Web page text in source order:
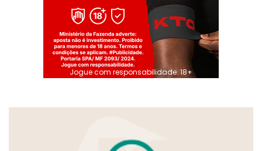
Jogue com responsabilidade. 18+